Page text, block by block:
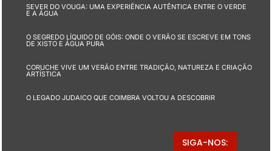
SEVER DO VOUGA: UMA EXPERIÊNCIA AUTÊNTICA ENTRE O VERDE
E A ÁGUA
O SEGREDO LÍQUIDO DE GÓIS: ONDE O VERÃO SE ESCREVE EM TONS
DE XISTO E ÁGUA PURA
CORUCHE VIVE UM VERÃO ENTRE TRADIÇÃO, NATUREZA E CRIAÇÃO
ARTÍSTICA
O LEGADO JUDAICO QUE COIMBRA VOLTOU A DESCOBRIR
SIGA-NOS: